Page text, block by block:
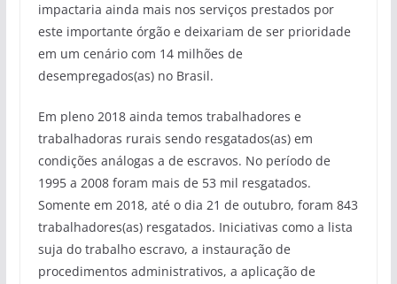
impactaria ainda mais nos serviços prestados por
este importante órgão e deixariam de ser prioridade
em um cenário com 14 milhões de
desempregados(as) no Brasil.
Em pleno 2018 ainda temos trabalhadores e
trabalhadoras rurais sendo resgatados(as) em
condições análogas a de escravos. No período de
1995 a 2008 foram mais de 53 mil resgatados.
Somente em 2018, até o dia 21 de outubro, foram 843
trabalhadores(as) resgatados. Iniciativas como a lista
suja do trabalho escravo, a instauração de
procedimentos administrativos, a aplicação de